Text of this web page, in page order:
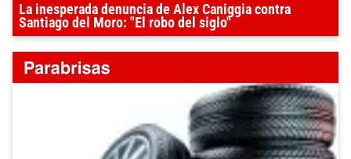
La inesperada denuncia de Alex Caniggia contra
Santiago del Moro: "El robo del siglo"